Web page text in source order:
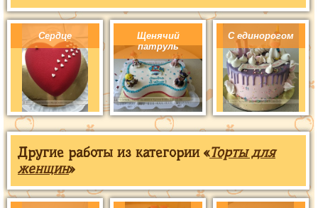
Сердце
Щенячий
патруль
С единорогом
Другие работы из категории «Торты для
женщин»